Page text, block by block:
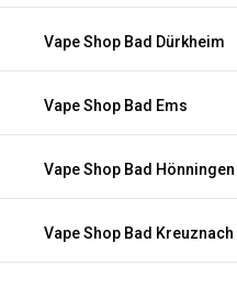
Vape Shop Bad Dürkheim
Vape Shop Bad Ems
Vape Shop Bad Hönningen
Vape Shop Bad Kreuznach